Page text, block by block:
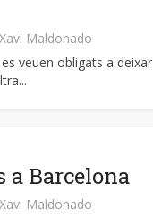
Xavi Maldonado
veuen obligats a deixar
a Barcelona
Xavi Maldonado